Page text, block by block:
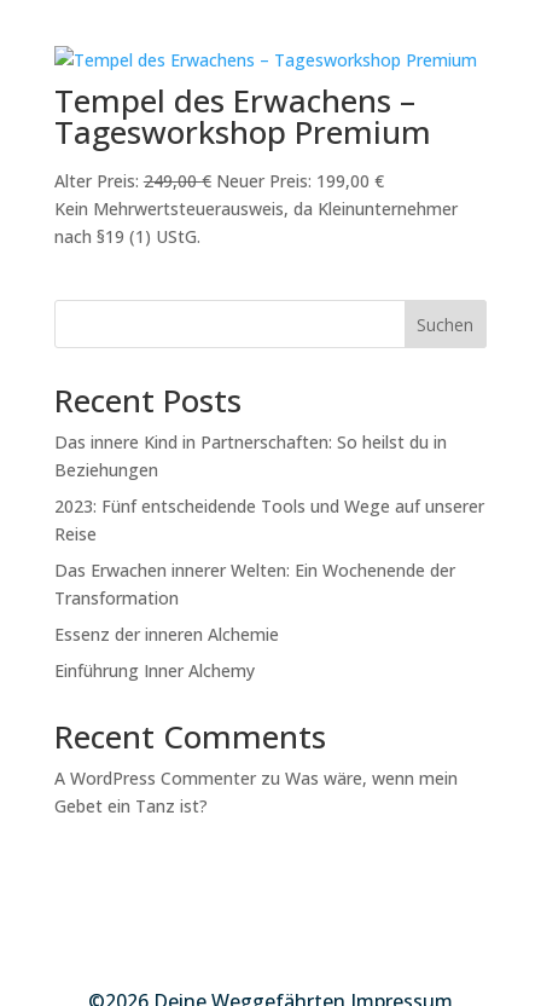
Tempel des Erwachens –
Tagesworkshop Premium
Alter Preis: 249,00€ Ursprünglicher
Preis
Neuer Preis: 199,00 €Aktueller
Preis
Kein Mehrwertsteuerausweis, da Kleinunternehmer
nach §19 (1) UStG.
Suchen
Recent Posts
Das innere Kind in Partnerschaften: So heilst du in
Beziehungen
2023: Fünf entscheidende Tools und Wege auf unserer
Reise
Das Erwachen innerer Welten: Ein Wochenende der
Transformation
Essenz der inneren Alchemie
Einführung Inner Alchemy
Recent Comments
A WordPress Commenterzu Was wäre, wenn mein
Gebet ein Tanz ist?